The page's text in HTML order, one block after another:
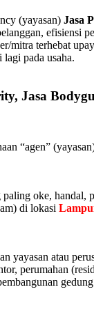
(yayasan) Jasa
terhebat
pada usaha.
Jasa
“agen”
oke, handal,
di lokasi
yayasan atau
perumahan